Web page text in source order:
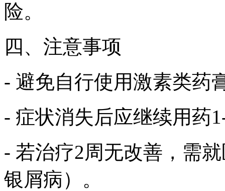
险。
四、注意事项
- 避免自行使用激素类药
- 症状消失后应继续用药
- 若治疗2周无改善，需
银屑病）。